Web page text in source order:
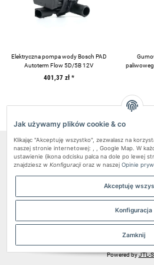
Elektryczna pompa wody Bosch PAD
Autoterm Flow 5D/5B 12V
401,37 zł *
AIR
Pundmann Sp.z o.o.
Informacje
Kontakt
Serwis
Powered byJTL-
Jak używamy plików cookie & co
Klikając "Akceptuję wszystko", zezwalasz na
naszej stronie internetowej: , , Google Map. W
ustawienie (ikona odcisku palca na dole po lewej
znajdziesz w Konfiguracjioraz w naszej Opinie
Akceptuję
Konfiguracja
Zamknij